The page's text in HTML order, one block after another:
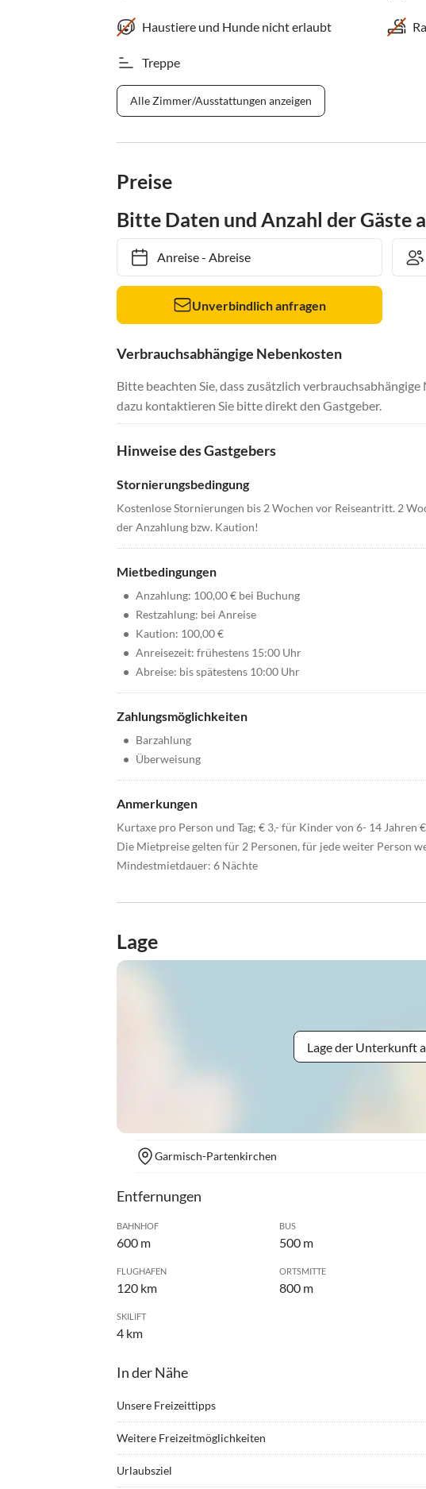
Haustiere und Hunde nicht erlaubt
Treppe
Alle Zimmer/Ausstattungen anzeigen
Preise
Bitte Daten und Anzahl der Gäste
Anreise- Abreise
Unverbindlich anfragen
Verbrauchsabhängige Nebenkosten
Bitte beachten Sie, dass zusätzlich
dazu kontaktieren Sie bitte direkt den Gastgeber.
Hinweise des Gastgebers
Stornierungsbedingung
Kostenlose Stornierungen bis 2 Wochen vor Reiseantritt. 2
der Anzahlung bzw. Kaution!
Mietbedingungen
• Anzahlung: 100,00 € bei Buchung
• Restzahlung: bei Anreise
• Kaution: 100,00 €
• Anreisezeit: frühestens 15:00 Uhr
• Abreise: bis spätestens 10:00 Uhr
Zahlungsmöglichkeiten
• Barzahlung
• Überweisung
Anmerkungen
Kurtaxe pro Person und Tag; € 3,- für Kinder von 6- 14 Jahren
Die Mietpreise gelten für 2 Personen, für jede weiter Person
Mindestmietdauer: 6 Nächte
Lage
Lage der Unterkunft
Garmisch-Partenkirchen
Entfernungen
BAHNHOF
600 m
BUS
500 m
FLUGHAFEN
120 km
ORTSMITTE
800 m
SKILIFT
4 km
In der Nähe
Unsere Freizeittipps
• Freibad
Weitere Freizeitmöglichkeiten
Urlaubsziel